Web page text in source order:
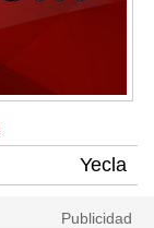
Yecla